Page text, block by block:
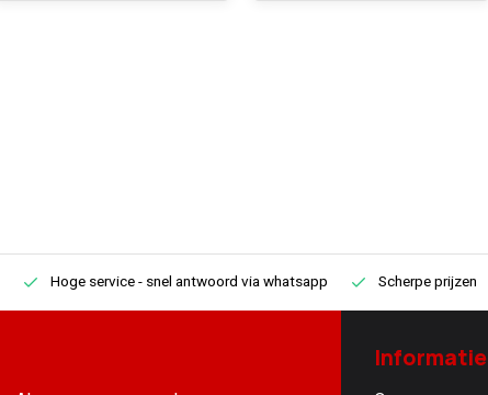
Hoge service- snel antwoord via whatsapp Scherpe prijzen
Informatie